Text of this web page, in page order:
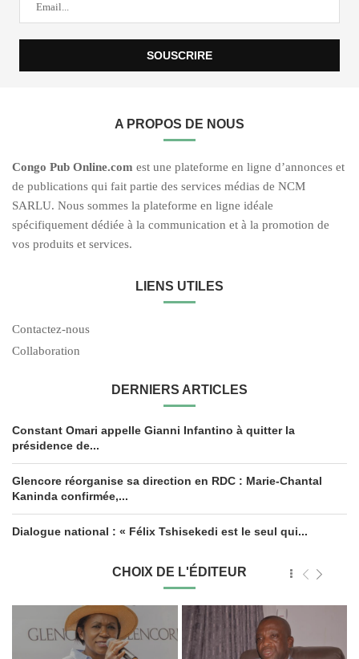
A PROPOS DE NOUS
Congo Pub Online.com est une plateforme en ligne d’annonces et
de publications qui fait partie des services médias de NCM
SARLU. Nous sommes la plateforme en ligne idéale
spécifiquement dédiée à la communication et à la promotion de
vos produits et services.
LIENS UTILES
Contactez-nous
Collaboration
DERNIERS ARTICLES
Constant Omari appelle Gianni Infantino à quitter la
présidence de...
Glencore réorganise sa direction en RDC : Marie-Chantal
Kaninda confirmée,...
Dialogue national : « Félix Tshisekedi est le seul qui...
CHOIX DE L'ÉDITEUR